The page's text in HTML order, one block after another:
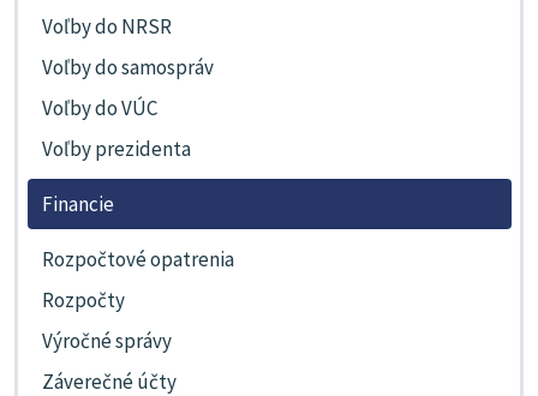
Voľby do NRSR
Voľby do samospráv
Voľby do VÚC
Voľby prezidenta
Financie
Rozpočtové opatrenia
Rozpočty
Výročné správy
Záverečné účty